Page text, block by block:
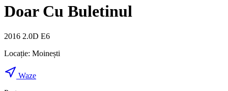
Doar Cu Buletinul
2016 2.0D E6
Locație: Moinești
Waze